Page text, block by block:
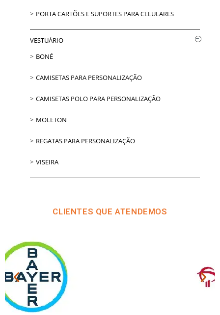
PORTA CARTÕES E SUPORTES PARA CELULARES
VESTUÁRIO
BONÉ
CAMISETAS PARA PERSONALIZAÇÃO
CAMISETAS POLO PARA PERSONALIZAÇÃO
MOLETON
REGATAS PARA PERSONALIZAÇÃO
VISEIRA
CLIENTES QUE ATENDEMOS